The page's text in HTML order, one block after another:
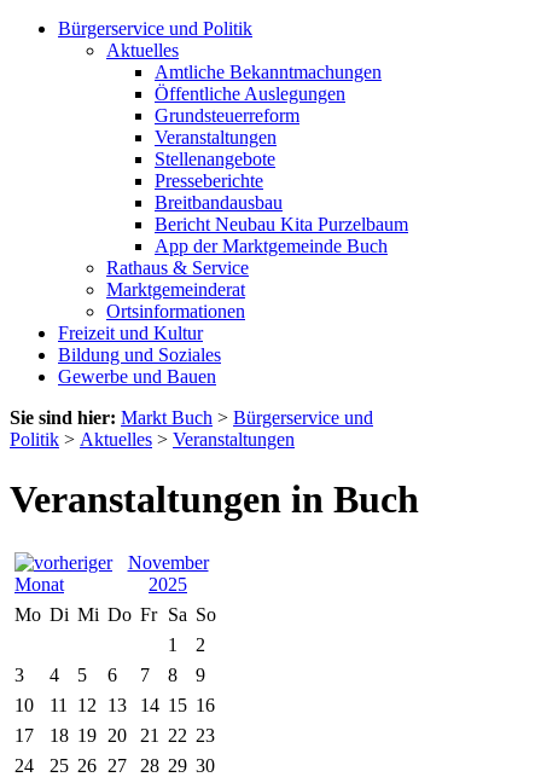
Bürgerservice und Politik
Aktuelles
Amtliche Bekanntmachungen
Öffentliche Auslegungen
Grundsteuerreform
Veranstaltungen
Stellenangebote
Presseberichte
Breitbandausbau
Bericht Neubau Kita Purzelbaum
App der Marktgemeinde Buch
Rathaus & Service
Marktgemeinderat
Ortsinformationen
Freizeit und Kultur
Bildung und Soziales
Gewerbe und Bauen
Sie sind hier: Markt Buch > Bürgerservice und
Politik > Aktuelles > Veranstaltungen
Veranstaltungen in Buch
November
2025
Mo Di Mi Do Fr Sa So
1
2
3
4 5 6 7 8
9
10
11 12 13 14 15 16
17
18 19 20 21 22 23
24
25 26 27 28 29 30